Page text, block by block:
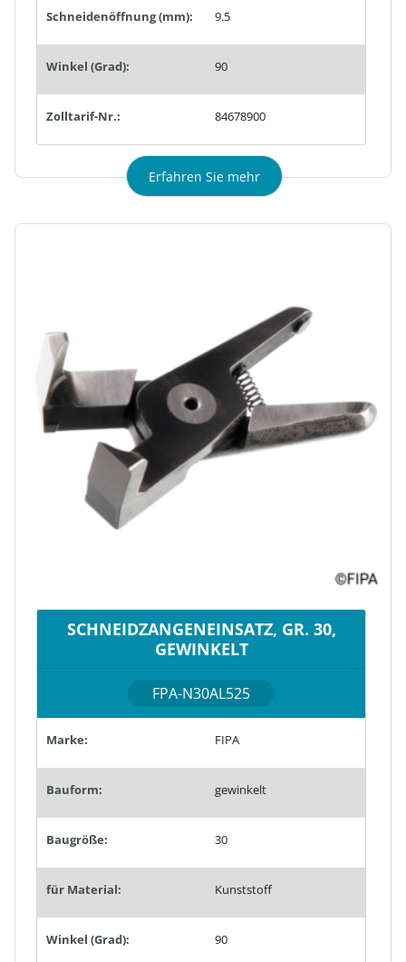
Schneidenöffnung (mm): 9.5
Winkel (Grad): 90
Zolltarif-Nr.: 84678900
Erfahren Sie mehr
SCHNEIDZANGENEINSATZ, GR. 30,
GEWINKELT
FPA-N30AL525
Marke: FIPA
Bauform: gewinkelt
Baugröße: 30
für Material: Kunststoff
Winkel (Grad): 90